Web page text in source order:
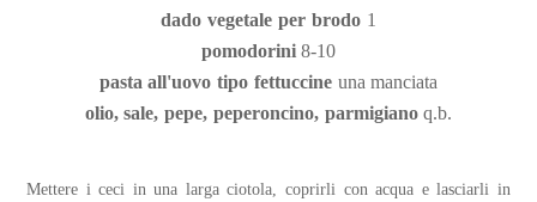
dado vegetale per brodo1
pomodorini8-10
pasta all'uovo tipo fettuccineuna manciata
olio, sale, pepe, peperoncino, parmigianoq.b.
Mettere i ceci in una larga ciotola, coprirli con acqua e lasciarli in